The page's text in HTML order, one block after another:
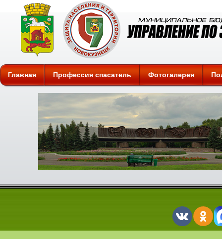
Защита
Главная Профессия спасатель Фотогалерея